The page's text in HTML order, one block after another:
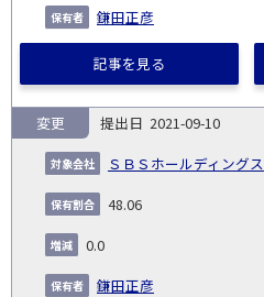
鎌田正彦
記事を見る
2021-09-10
ＳＢＳホールディングス
変更
48.06
0.0
鎌田正彦